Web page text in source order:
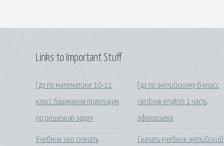
Links to Important Stuff
Гдз по математике 10-11
класс башмаков практикум
по решению задач
Учебник seo скачать
Гдз по английскому 6 класс
rainbow english 1 часть
афанасьева
Скачать учебник английский